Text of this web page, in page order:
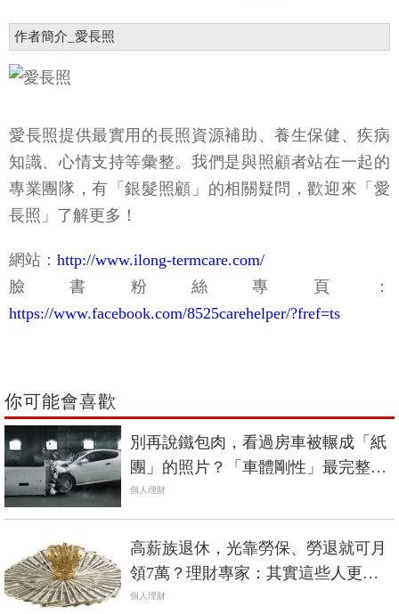
作者簡介_愛長照
愛長照提供最實用的長照資源補助、養生保健、疾病
知識、心情支持等彙整。我們是與照顧者站在一起的
專業團隊，有「銀髮照顧」的相關疑問，歡迎來「愛
長照」了解更多！
網站： http://www.ilong-termcare.com/
臉書粉絲專頁：
https://www.facebook.com/8525carehelper/?fref=ts
你可能會喜歡
別再說鐵包肉，看過房車被輾成「紙
團」的照片？「車體剛性」最完整解
析《中價位進口車篇》
個人理財
高薪族退休，光靠勞保、勞退就可月
領7萬？理財專家：其實這些人更要
注意退休金規畫！
個人理財